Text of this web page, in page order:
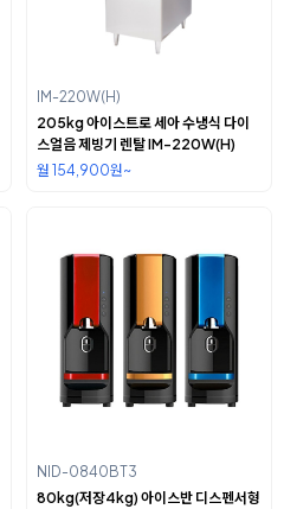
IM-220W(H)
205kg 아이스트로 세아 수냉식 다이
스얼음 제빙기 렌탈 IM-220W(H)
월 154,900원~
NID-0840BT3
80kg(저장4kg) 아이스반 디스펜서형